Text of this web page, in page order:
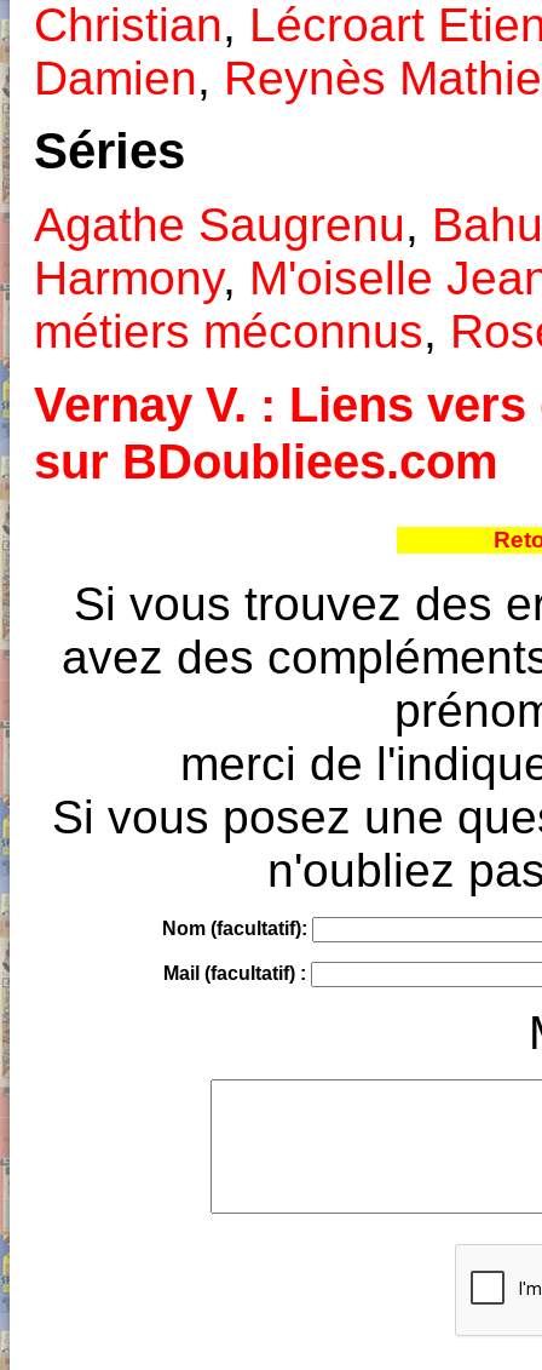
Christian, Lécroart
Damien, Reynès
Séries
Agathe Saugrenu,
Harmony, M'oiselle
métiers méconnus,
Vernay V. : Liens
sur BDoubliees.com
Si vous trouvez des
avez des
merci de
Si vous posez une
n'oubliez
Nom (facultatif):
Mail (facultatif) :